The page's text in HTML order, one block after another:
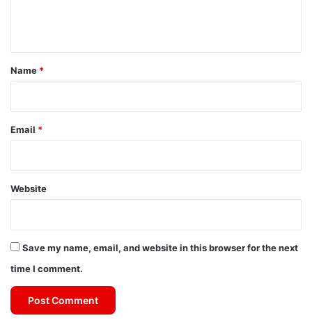
*
Name *
Email *
Website
Save my name, email, and website in this browser for the next
time I comment.